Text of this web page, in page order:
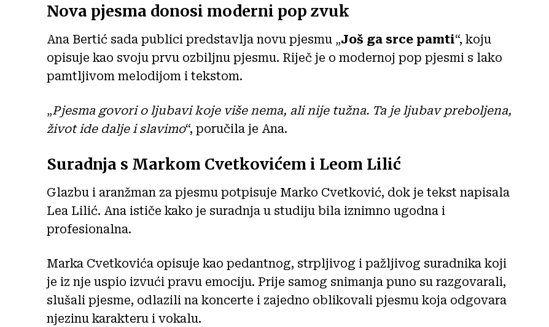
Nova pjesma donosi moderni pop zvuk
Ana Bertić sada publici predstavlja novu pjesmu „Još ga srce pamti“, koju
opisuje kao svoju prvu ozbiljnu pjesmu. Riječ je o modernoj pop pjesmi s lako
pamtljivom melodijom i tekstom.
„Pjesma govori o ljubavi koje više nema, ali nije tužna. Ta je ljubav preboljena,
život ide dalje i slavimo“, poručila je Ana.
Suradnja s Markom Cvetkovićem i Leom Lilić
Glazbu i aranžman za pjesmu potpisuje Marko Cvetković, dok je tekst napisala
Lea Lilić. Ana ističe kako je suradnja u studiju bila iznimno ugodna i
profesionalna.
Marka Cvetkovića opisuje kao pedantnog, strpljivog i pažljivog suradnika koji
je iz nje uspio izvući pravu emociju. Prije samog snimanja puno su razgovarali,
slušali pjesme, odlazili na koncerte i zajedno oblikovali pjesmu koja odgovara
njezinu karakteru i vokalu.